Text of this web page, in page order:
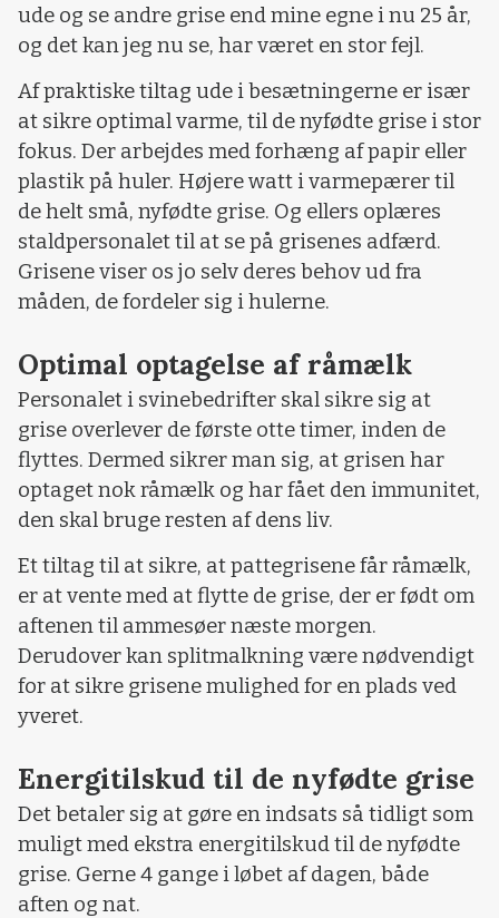
ude og se andre grise end mine egne i nu 25 år,
og det kan jeg nu se, har været en stor fejl.
Af praktiske tiltag ude i besætningerne er især
at sikre optimal varme, til de nyfødte grise i stor
fokus. Der arbejdes med forhæng af papir eller
plastik på huler. Højere watt i varmepærer til
de helt små, nyfødte grise. Og ellers oplæres
staldpersonalet til at se på grisenes adfærd.
Grisene viser os jo selv deres behov ud fra
måden, de fordeler sig i hulerne.
Optimal optagelse af råmælk
Personalet i svinebedrifter skal sikre sig at
grise overlever de første otte timer, inden de
flyttes. Dermed sikrer man sig, at grisen har
optaget nok råmælk og har fået den immunitet,
den skal bruge resten af dens liv.
Et tiltag til at sikre, at pattegrisene får råmælk,
er at vente med at flytte de grise, der er født om
aftenen til ammesøer næste morgen.
Derudover kan splitmalkning være nødvendigt
for at sikre grisene mulighed for en plads ved
yveret.
Energitilskud til de nyfødte grise
Det betaler sig at gøre en indsats så tidligt som
muligt med ekstra energitilskud til de nyfødte
grise. Gerne 4 gange i løbet af dagen, både
aften og nat.